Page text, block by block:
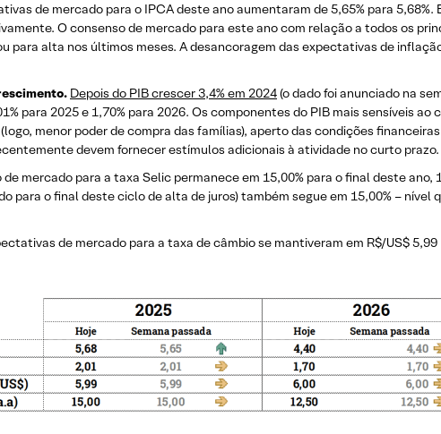
de mercado para o IPCA deste ano aumentaram de 5,65% para
O consenso de mercado para este ano com relação a todos os
para alta nos últimos meses. A desancoragem das expectativas de
Depois do PIB crescer 3,4% em 2024(o dado foi anunciado na
para 2025 e 1,70% para 2026. Os componentes do PIB mais sensíveis
menor poder de compra das famílias), aperto das condições
devem fornecer estímulos adicionais à atividade no curto prazo.
de mercado para a taxa Selic permanece em 15,00% para o final deste ano,
para o final deste ciclo de alta de juros) também segue em 15,00% – nível
de mercado para a taxa de câmbio se mantiveram em R$/US$